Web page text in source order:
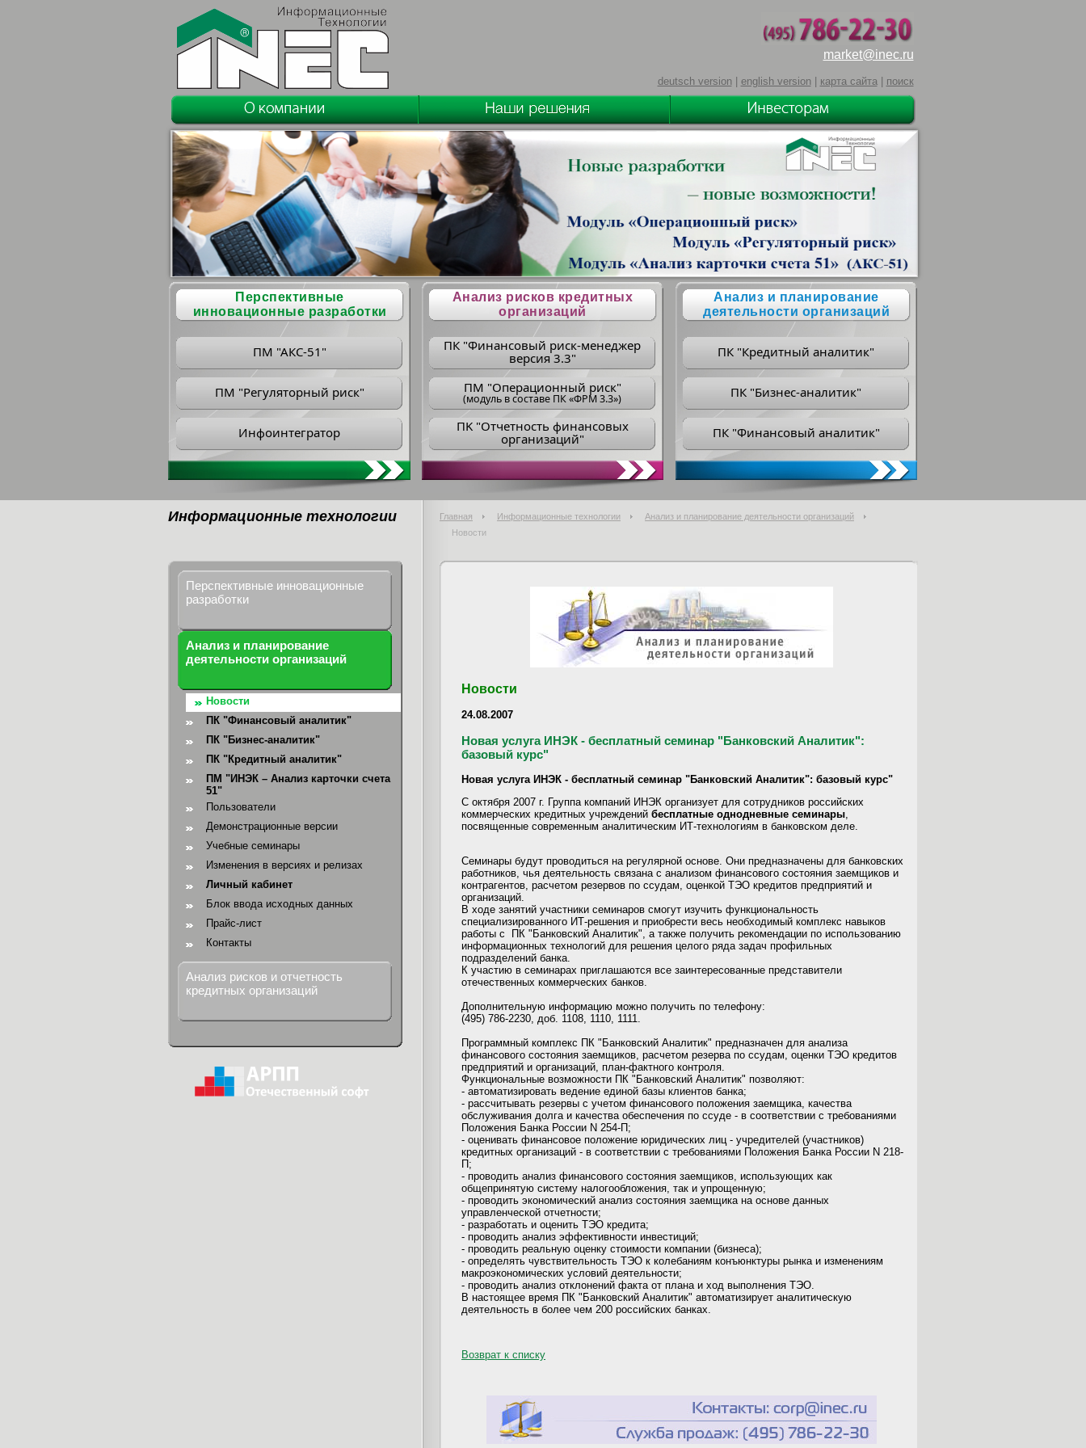
market@inec.ru
deutsch version| english version| карта сайта| поиск
Перспективные
инновационные разработки
ПМ "АКС-51"
ПМ "Регуляторный риск"
Инфоинтегратор
Анализ рисков кредитных
организаций
ПК "Финансовый риск-менеджер
версия 3.3"
ПM "Операционный риск"
(модуль в составе ПК «ФРМ 3.3»)
ПK "Отчетность финансовых
организаций"
Анализ и планирование
деятельности организаций
ПК "Кредитный аналитик"
ПК "Бизнес-аналитик"
ПК "Финансовый аналитик"
Информационные технологии Главная Информационные технологии
Анализ и планирование деятельности организаций
Новости
Перспективные инновационные
разработки
Анализ и планирование
деятельности организаций
Новости
ПК "Финансовый аналитик"
ПК "Бизнес-аналитик"
ПК "Кредитный аналитик"
ПМ "ИНЭК – Анализ карточки счета
51"
Пользователи
Демонстрационные версии
Учебные семинары
Изменения в версиях и релизах
Личный кабинет
Блок ввода исходных данных
Прайс-лист
Контакты
Анализ рисков и отчетность
кредитных организаций
Новости
24.08.2007
Новая услуга ИНЭК - бесплатный семинар "Банковский Аналитик":
базовый курс"
Новая услуга ИНЭК - бесплатный семинар "Банковский Аналитик": базовый курс"
С октября 2007 г. Группа компаний ИНЭК организует для сотрудников российских
коммерческих кредитных учреждений бесплатные однодневные семинары
посвященные современным аналитическим ИТ-технологиям в банковском деле.
Семинары будут проводиться на регулярной основе. Они предназначены для банковских
работников, чья деятельность связана с анализом финансового состояния заемщиков и
контрагентов, расчетом резервов по ссудам, оценкой ТЭО кредитов предприятий и
организаций.
В ходе занятий участники семинаров смогут изучить функциональность
специализированного ИТ-решения и приобрести весь необходимый комплекс навыков
работы с ПК "Банковский Аналитик", а также получить рекомендации по использованию
информационных технологий для решения целого ряда задач профильных
подразделений банка.
К участию в семинарах приглашаются все заинтересованные представители
отечественных коммерческих банков.
Дополнительную информацию можно получить по телефону:
(495) 786-2230, доб. 1108, 1110, 1111.
Программный комплекс ПК "Банковский Аналитик" предназначен для анализа
финансового состояния заемщиков, расчетом резерва по ссудам, оценки ТЭО кредитов
предприятий и организаций, план-фактного контроля.
Функциональные возможности ПК "Банковский Аналитик" позволяют:
- автоматизировать ведение единой базы клиентов банка;
- рассчитывать резервы с учетом финансового положения заемщика, качества
обслуживания долга и качества обеспечения по ссуде - в соответствии с требованиями
Положения Банка России N 254-П;
- оценивать финансовое положение юридических лиц - учредителей (участников)
кредитных организаций - в соответствии с требованиями Положения Банка России N 218-
П;
- проводить анализ финансового состояния заемщиков, использующих как
общепринятую систему налогообложения, так и упрощенную;
- проводить экономический анализ состояния заемщика на основе данных
управленческой отчетности;
- разработать и оценить ТЭО кредита;
- проводить анализ эффективности инвестиций;
- проводить реальную оценку стоимости компании (бизнеса);
- определять чувствительность ТЭО к колебаниям конъюнктуры рынка и изменениям
макроэкономических условий деятельности;
- проводить анализ отклонений факта от плана и ход выполнения ТЭО.
В настоящее время ПК "Банковский Аналитик" автоматизирует аналитическую
деятельность в более чем 200 российских банках.
Возврат к списку